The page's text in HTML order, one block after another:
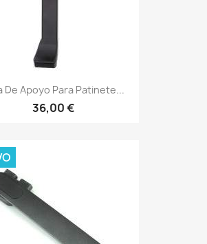
De Apoyo Para Patinete...
36,00 €